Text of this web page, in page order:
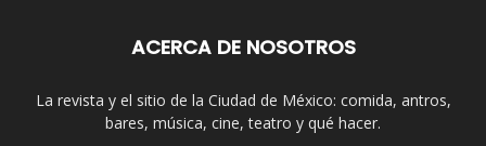
ACERCA DE NOSOTROS
La revista y el sitio de la Ciudad de México: comida, antros,
bares, música, cine, teatro y qué hacer.